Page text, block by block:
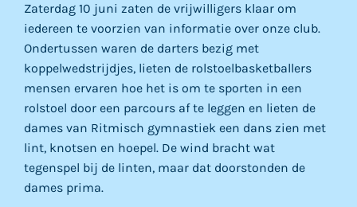
Zaterdag 10 juni zaten de vrijwilligers klaar om
iedereen te voorzien van informatie over onze club.
Ondertussen waren de darters bezig met
koppelwedstrijdjes, lieten de rolstoelbasketballers
mensen ervaren hoe het is om te sporten in een
rolstoel door een parcours af te leggen en lieten de
dames van Ritmisch gymnastiek een dans zien met
lint, knotsen en hoepel. De wind bracht wat
tegenspel bij de linten, maar dat doorstonden de
dames prima.